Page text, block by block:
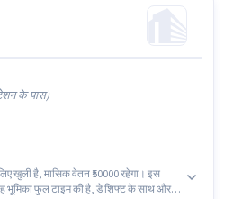
के पास)
खुली है, मासिक वेतन ₹50000 रहेगा। इस
भूमिका फुल टाइम की है, डे शिफ्ट के साथ और 6